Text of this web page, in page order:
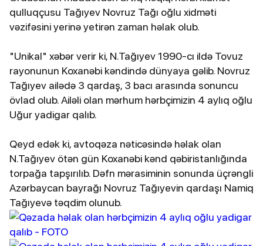
qulluqçusu Tağıyev Novruz Tağı oğlu xidməti
vəzifəsini yerinə yetirən zaman həlak olub.
"Unikal" xəbər verir ki, N.Tağıyev 1990-cı ildə Tovuz
rayonunun Koxanəbi kəndində dünyaya gəlib. Novruz
Tağıyev ailədə 3 qardaş, 3 bacı arasında sonuncu
övlad olub. Ailəli olan mərhum hərbçimizin 4 aylıq oğlu
Uğur yadigar qalıb.
Qeyd edək ki, avtoqəza nəticəsində həlak olan
N.Tağıyev ötən gün Koxanəbi kənd qəbiristanlığında
torpağa tapşırılıb. Dəfn mərasiminin sonunda üçrəngli
Azərbaycan bayrağı Novruz Tağıyevin qardaşı Namiq
Tağıyevə təqdim olunub.